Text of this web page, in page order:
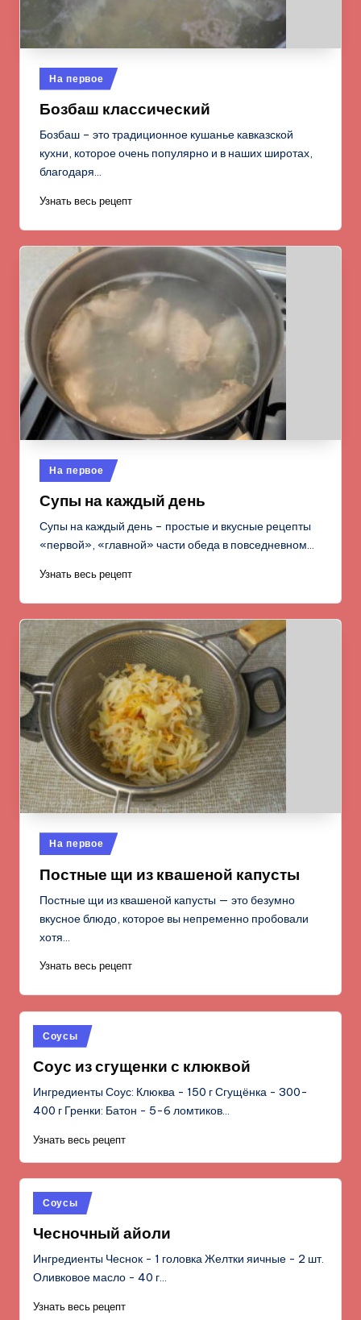
Опубликовано
в
На первое
Бозбаш классический
Бозбаш – это традиционное кушанье кавказской
кухни, которое очень популярно и в наших широтах,
благодаря…
Узнать весь рецепт
Опубликовано
в
На первое
Супы на каждый день
Супы на каждый день – простые и вкусные рецепты
«первой», «главной» части обеда в повседневном…
Узнать весь рецепт
Опубликовано
в
На первое
Постные щи из квашеной капусты
Постные щи из квашеной капусты — это безумно
вкусное блюдо, которое вы непременно пробовали
хотя…
Узнать весь рецепт
Опубликовано
в
Соусы
Соус из сгущенки с клюквой
Ингредиенты Соус: Клюква - 150 г Сгущёнка - 300-
400 г Гренки: Батон - 5-6 ломтиков…
Узнать весь рецепт
Опубликовано
в
Соусы
Чесночный айоли
Ингредиенты Чеснок - 1 головка Желтки яичные - 2 шт.
Оливковое масло - 40 г…
Узнать весь рецепт